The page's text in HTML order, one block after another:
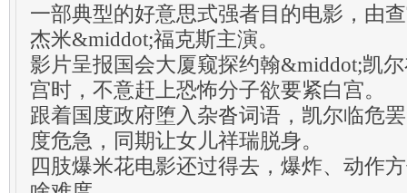
一部典型的好意思式强者目的电影，由
杰米&middot;福克斯主演。
影片呈报国会大厦窥探约翰&middot;凯
宫时，不意赶上恐怖分子欲要紧白宫。
跟着国度政府堕入杂沓词语，凯尔临危
度危急，同期让女儿祥瑞脱身。
四肢爆米花电影还过得去，爆炸、动作